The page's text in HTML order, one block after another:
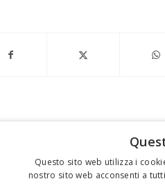
Questo sito web utilizza i
nostro sito web acconsenti a